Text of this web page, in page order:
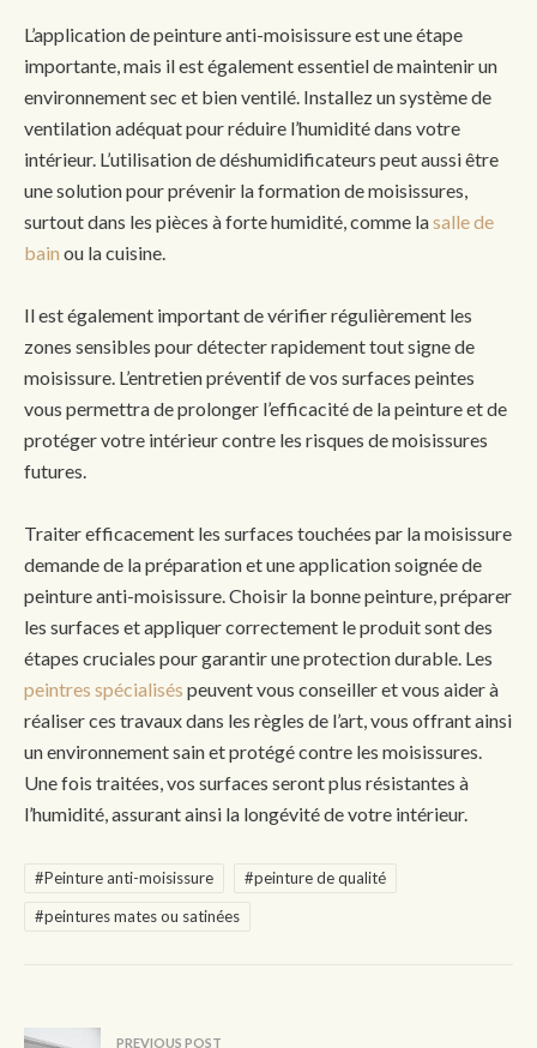
L’application de peinture anti-moisissure est une étape
importante, mais il est également essentiel de maintenir un
environnement sec et bien ventilé. Installez un système de
ventilation adéquat pour réduire l’humidité dans votre
intérieur. L’utilisation de déshumidificateurs peut aussi être
une solution pour prévenir la formation de moisissures,
surtout dans les pièces à forte humidité, comme lasalle de
bain ou la cuisine.
Il est également important de vérifier régulièrement les
zones sensibles pour détecter rapidement tout signe de
moisissure. L’entretien préventif de vos surfaces peintes
vous permettra de prolonger l’efficacité de la peinture et de
protéger votre intérieur contre les risques de moisissures
futures.
Traiter efficacement les surfaces touchées par la moisissure
demande de la préparation et une application soignée de
peinture anti-moisissure. Choisir la bonne peinture, préparer
les surfaces et appliquer correctement le produit sont des
étapes cruciales pour garantir une protection durable. Les
peintres spécialisés peuvent vous conseiller et vous aider à
réaliser ces travaux dans les règles de l’art, vous offrant ainsi
un environnement sain et protégé contre les moisissures.
Une fois traitées, vos surfaces seront plus résistantes à
l’humidité, assurant ainsi la longévité de votre intérieur.
#Peinture anti-moisissure
#peinture de qualité
#peintures mates ou satinées
PREVIOUS POST